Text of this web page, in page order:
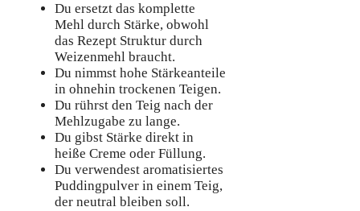
Du ersetzt das komplette
Mehl durch Stärke, obwohl
das Rezept Struktur durch
Weizenmehl braucht.
Du nimmst hohe Stärkeanteile
in ohnehin trockenen Teigen.
Du rührst den Teig nach der
Mehlzugabe zu lange.
Du gibst Stärke direkt in
heiße Creme oder Füllung.
Du verwendest aromatisiertes
Puddingpulver in einem Teig,
der neutral bleiben soll.